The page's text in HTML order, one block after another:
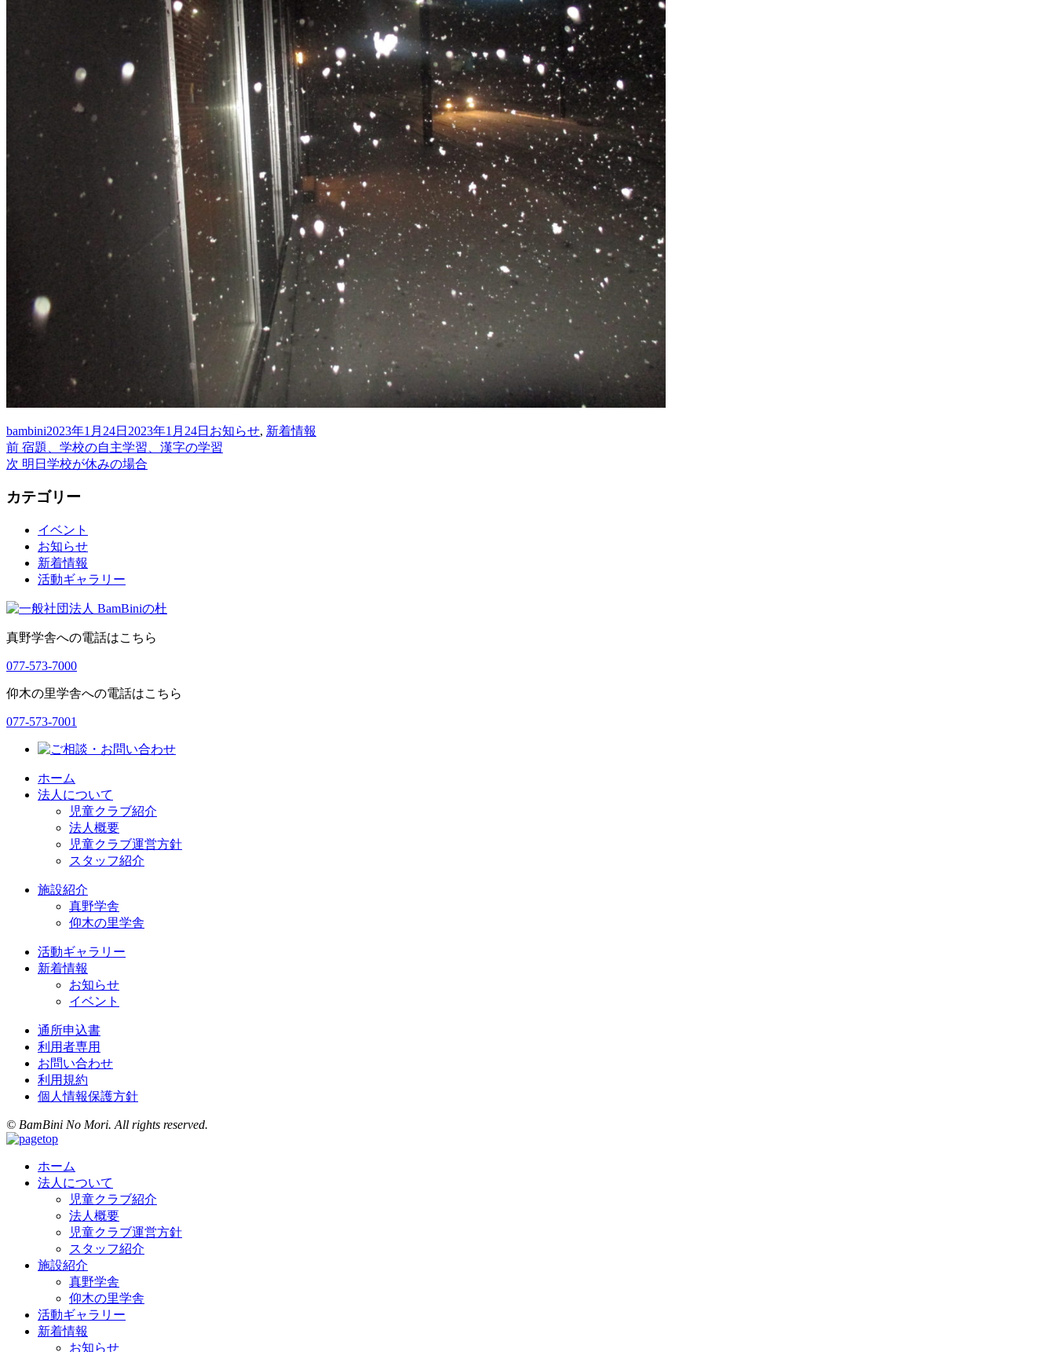
投
稿
者
bambini投
日:
2023年1月24日 2023年1月24日 カ
テ
お知らせ, 新着情報
投
稿
ナ
シ
ョ
前 前
の
稿:
宿題、学校の自主学習、漢字の学習
次 次
投
明日学校が休みの場合
カテゴリー
イベント
お知らせ
新着情報
活動ギャラリー
真野学舎への電話はこちら
077-573-7000
仰木の里学舎への電話はこちら
077-573-7001
ホーム
法人について
児童クラブ紹介
法人概要
児童クラブ運営方針
スタッフ紹介
施設紹介
真野学舎
仰木の里学舎
活動ギャラリー
新着情報
お知らせ
イベント
通所申込書
利用者専用
お問い合わせ
利用規約
個人情報保護方針
© BamBini No Mori. All rights reserved.
ホーム
法人について
児童クラブ紹介
法人概要
児童クラブ運営方針
スタッフ紹介
施設紹介
真野学舎
仰木の里学舎
活動ギャラリー
新着情報
お知らせ